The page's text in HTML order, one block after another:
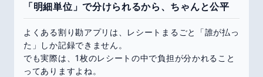
「明細単位」で分けられるから、ちゃんと公平
よくある割り勘アプリは、レシートまるごと「誰が払っ
た」しか記録できません。
でも実際は、1枚のレシートの中で負担が分かれること
ってありますよね。